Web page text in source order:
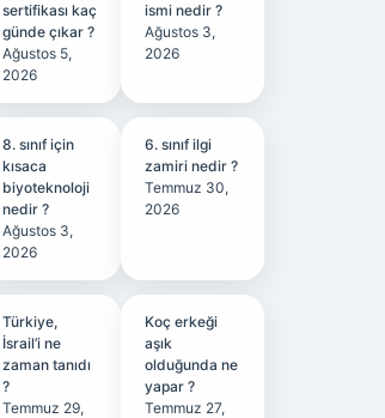
sertifikası kaç
günde çıkar ?
Ağustos 5,
2026
ismi nedir ?
Ağustos 3,
2026
8. sınıf için
kısaca
biyoteknoloji
nedir ?
Ağustos 3,
2026
6. sınıf ilgi
zamiri nedir ?
Temmuz 30,
2026
Türkiye,
İsrail’i ne
zaman tanıdı
?
Temmuz 29,
Koç erkeği
aşık
olduğunda ne
yapar ?
Temmuz 27,